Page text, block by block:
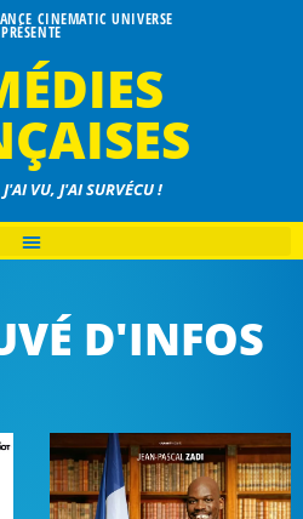
CINEMATIC UNIVERSE
PRÉSENTE
VU, J'AI SURVÉCU !
D'INFOS